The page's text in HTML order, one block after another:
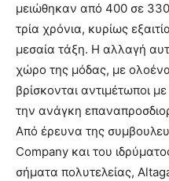
μειώθηκαν από 400 σε
τρία χρόνια, κυρίως
μεσαία τάξη. Η αλλαγή
χώρο της μόδας, με
βρίσκονται αντιμέτωποι
την ανάγκη
Από έρευνα της
Company και του
σήματα πολυτελείας,